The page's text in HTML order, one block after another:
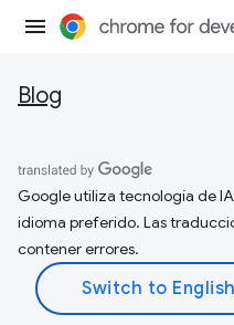
Blog
Google utiliza tecnología de
idioma preferido. Las
contener errores.